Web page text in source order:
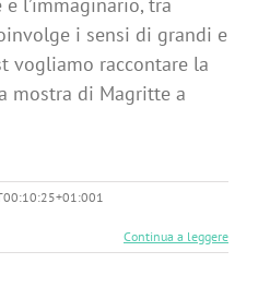
i sensi di grandi e
vogliamo raccontare la
mostra di Magritte a
1
Continua a leggere